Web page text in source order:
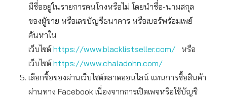
มีชื่ออยู่ในรายการคนโกงหรือไม่ โดยนำชื่อ-นามสกุล
ของผู้ขาย หรือเลขบัญชีธนาคาร หรือเบอร์พร้อมเพย์
ค้นหาใน
เว็บไซต์ https://www.blacklistseller.com/ หรือ
เว็บไซต์ https://www.chaladohn.com/
เลือกซื้อของผ่านเว็บไซต์ตลาดออนไลน์ แทนการซื้อสินค้า
ผ่านทาง Facebook เนื่องจากการเปิดเพจหรือใช้บัญชี